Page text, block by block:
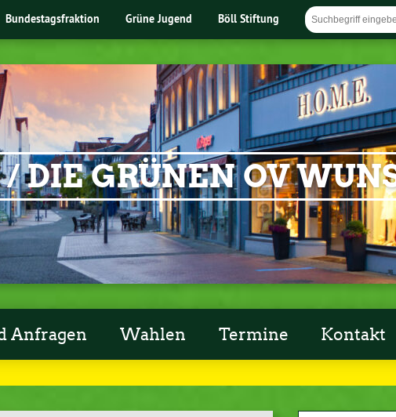
Bundestagsfraktion Grüne Jugend Böll Stiftung
DIE GRÜNEN OV
Anfragen Wahlen Termine Kontakt